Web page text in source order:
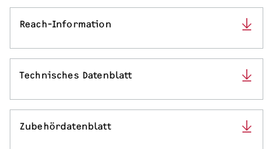
Reach-Information
Technisches Datenblatt
Zubehördatenblatt